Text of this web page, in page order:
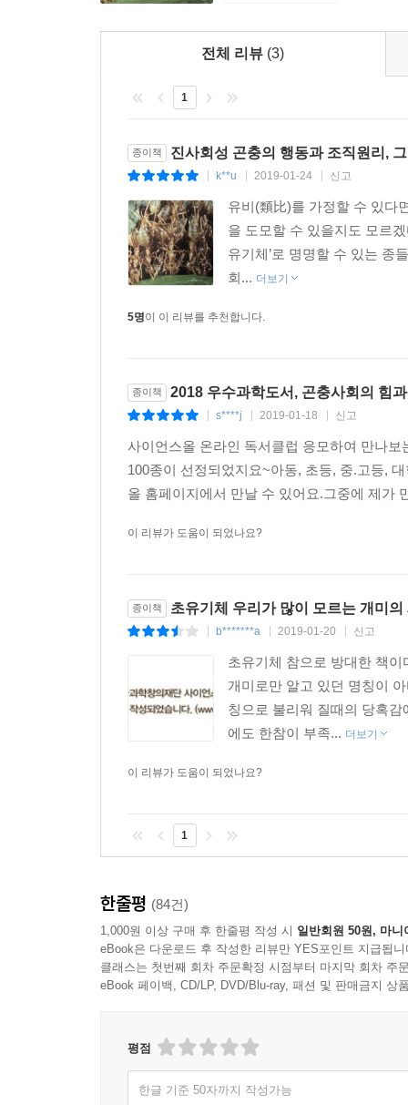
『초유기체』는 아름답고 지적인 방식으로 앞으
-후베르트 마르클(콘스탄츠 대학교 동물학과 명예
왜 개인이 고차원적 다수의 이익을 위해 이기심
권한다.
사회적 곤충은 그 자체로도 환경적 중요성을
망라하는 다양한 분야에서 학문적 영감의 원천이
-진 로빈슨(어반 샴페인 일리노이 대학교 곤충학과
걸리버의 소인국처럼 느껴질 법한 곤충 세계가
-토머스 러브조이(하인츠 과학·경제학·환경 센터
바라볼 수 있게 되었다.
-제임스 코스타(하일랜드 생물학 연구소 대표 이
전체 리뷰 (3)
1
종이책 진사회성 곤충의 행동과 조직원리,
k**u 2019-01-24 신고
유비(類比)를 가정할 수 있다
을 도모할 수 있을지도 모르
유기체’로 명명할 수 있는 종
회... 더보기
5명이 이 리뷰를 추천합니다.
종이책 2018 우수과학도서, 곤충사회의 힘
s****j 2019-01-18 신고
사이언스올 온라인 독서클럽 응모하여 만나
100종이 선정되었지요~아동, 초등, 중.고등,
올 홈페이지에서 만날 수 있어요.그중에 제가
이 리뷰가 도움이 되었나요?
종이책 초유기체 우리가 많이 모르는 개미의
b*******a 2019-01-20 신고
초유기체 참으로 방대한 책
개미로만 알고 있던 명칭이
칭으로 불리워 질때의 당혹
에도 한참이 부족... 더보기
이 리뷰가 도움이 되었나요?
1
한줄평 (84건)
1,000원 이상 구매 후 한줄평 작성 시 일반회원 50원, 마니
eBook은 다운로드 후 작성한 리뷰만 YES포인트 지급됩니
클래스는 첫번째 회차 주문확정 시점부터 마지막 회차 주
eBook 페이백, CD/LP, DVD/Blu-ray, 패션 및 판매금지 상
평점
한글 기준 50자까지 작성가능